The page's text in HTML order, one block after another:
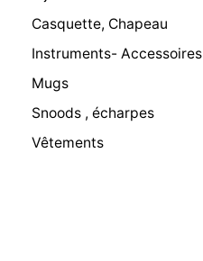
Casquette, Chapeau
Instruments- Accessoires
Mugs
Snoods , écharpes
Vêtements